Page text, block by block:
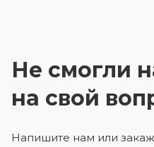
Не смогли
на свой
Напишите нам или